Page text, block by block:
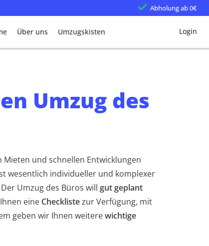
Abholungab 0€
Über uns Umzugskisten Login
Umzug des
und schnellen Entwicklungen
wesentlich individueller und komplexer
Umzug des Büros will gut geplant
eine Checklistezur Verfügung, mit
geben wir Ihnen weiterewichtige